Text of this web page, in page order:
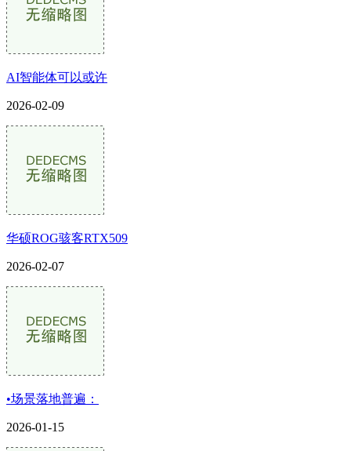
AI智能体可以或许
2026-02-09
华硕ROG骇客RTX509
2026-02-07
•场景落地普遍：
2026-01-15